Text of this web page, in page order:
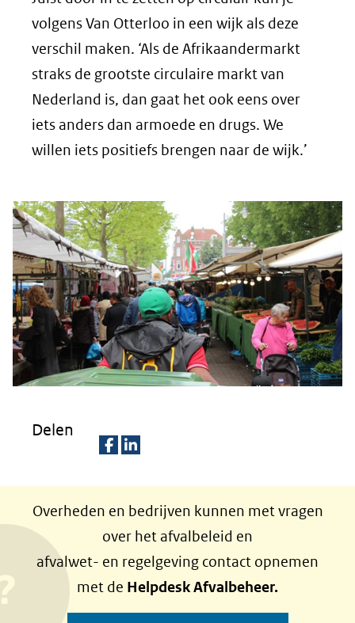
volgens Van Otterloo in een wijk als deze
verschil maken. ‘Als de Afrikaandermarkt
straks de grootste circulaire markt van
Nederland is, dan gaat het ook eens over
iets anders dan armoede en drugs. We
willen iets positiefs brengen naar de wijk.’
Delen
l
e
n
o
p
l
e
n
o
p
Overheden en bedrijven kunnen met vragen
over het afvalbeleid en
afvalwet- en regelgeving contact opnemen
met de Helpdesk Afvalbeheer.